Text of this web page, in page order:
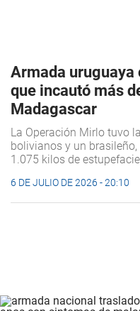
Armada uruguaya
que incautó más
Madagascar
La Operación Mirlo tuvo
bolivianos y un
1.075 kilos de
6 DE JULIO DE 2026 - 20:10